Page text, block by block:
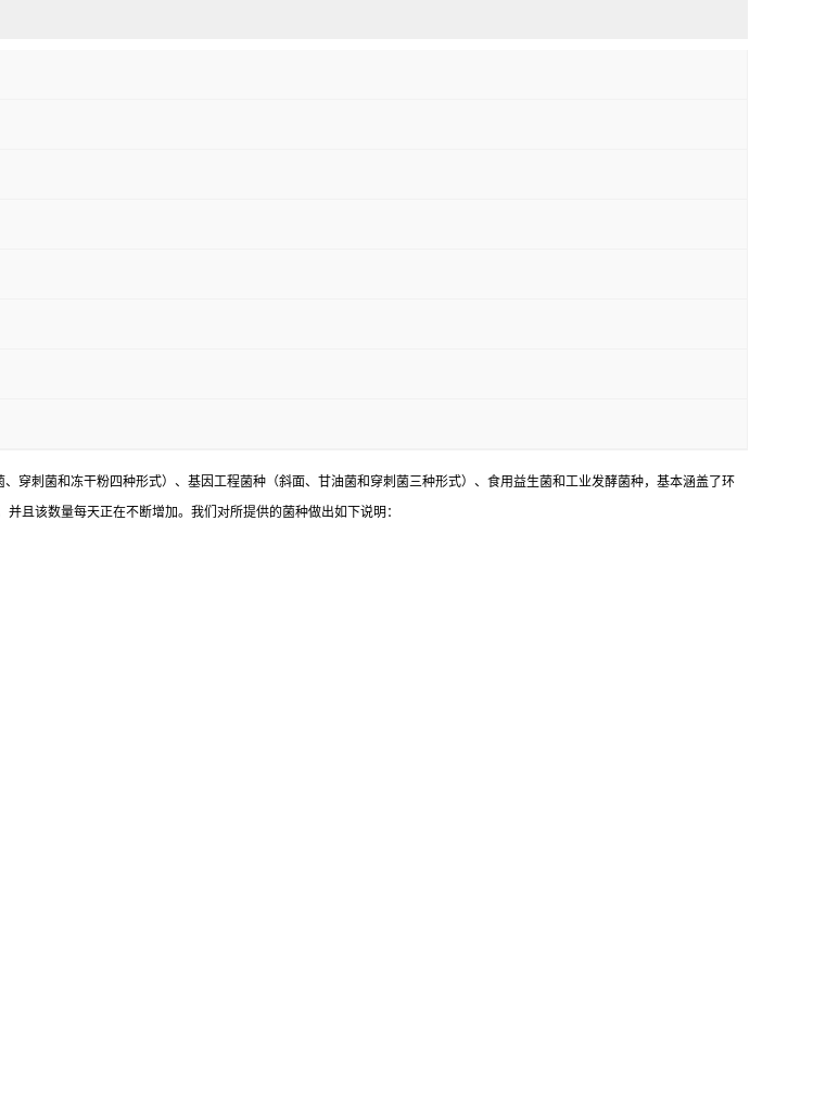
穿刺菌和冻干粉四种形式）、基因工程菌种（斜面、甘油菌和穿刺菌三种形式）、食用益生菌和工业发酵菌种，基本涵盖了环
且该数量每天正在不断增加。我们对所提供的菌种做出如下说明：